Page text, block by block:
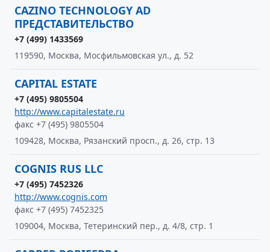
CAZINO TECHNOLOGY AD
ПРЕДСТАВИТЕЛЬСТВО
+7 (499) 1433569
119590, Москва, Мосфильмовская ул., д. 52
CAPITAL ESTATE
+7 (495) 9805504
http://www.capitalestate.ru
факс +7 (495) 9805504
109428, Москва, Рязанский просп., д. 26, стр. 13
COGNIS RUS LLC
+7 (495) 7452326
http://www.cognis.com
факс +7 (495) 7452325
109004, Москва, Тетеринский пер., д. 4/8, стр. 1